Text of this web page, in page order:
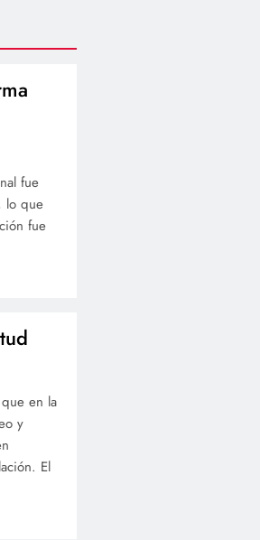
fue
lo que
fue
en la
y
El